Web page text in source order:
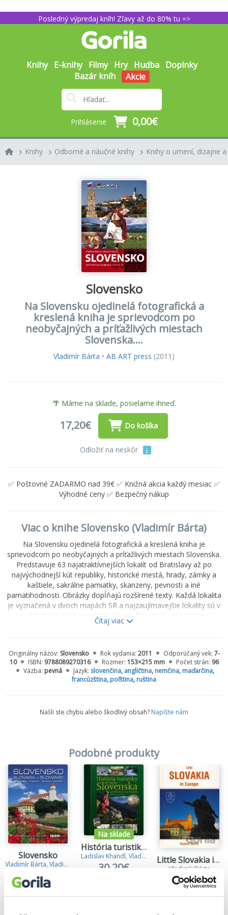
Posledný výpredaj kníh! Zľavy až do 80% tu =>
Knihy E-knihy Filmy Hry Hudba Doplnky
Bazár kníh
Akcie
Prihlásenie 0,00€
Knihy Odborné a náučné knihy Knihy o umení, dizajne
Slovensko
Na Slovensku ojedinelá fotografická a
kreslená kniha je sprievodcom po
neobyčajných a príťažlivých miestach
Slovenska....
Vladimír Bárta • AB ART press (2011)
🌴 Máme na sklade, posielame ihneď.
17,20€ Do košíka
Odložiť na neskôr
✅ Poštovné ZADARMO nad 39€ ✅ Knižná akcia každý mesiac ✅
Výhodné ceny ✅ Bezpečný nákup
Viac o knihe Slovensko (Vladimír Bárta)
Na Slovensku ojedinelá fotografická a kreslená kniha je
sprievodcom po neobyčajných a príťažlivých miestach Slovenska.
Predstavuje 63 najatraktívnejších lokalít od Bratislavy až po
najvýchodnejší kút republiky, historické mestá, hrady, zámky a
kaštiele, sakrálne pamiatky, skanzeny, pevnosti a iné
pamätihodnosti. Obrázky dopĺňajú rozšírené texty. Každá lokalita
je vyznačená v dvoch mapách SR a najzaujímavejšie lokality sú v
mapách zakreslené prostredníctvom fotografií i piktogramov.
Najhodnotnejšie detaily zaujímavosti sú ešte osobitne
poľštine, ruštine.
Čítaj viac
Originálny názov: Slovensko Rok vydania: 2011 Odporúčaný vek: 7-
10
ISBN: 9788089270316 Rozmer: 153×215 mm Počet strán: 96
Väzba: pevná Jazyk: slovenčina, angličtina, nemčina, maďarčina,
francúzština, poľština, ruština
Našli ste chybu alebo škodlivý obsah? Napíšte nám
Podobné produkty
Slovensko
Vladimír Bárta, Vladimír Bárta ml.
43,90€
Na sklade
História turistiky na území Slovenska
Ladislav Khandl, Vladimír Bárta
30,20€
Little Slovakia in Europe
Vladimír Bárta
13,10€